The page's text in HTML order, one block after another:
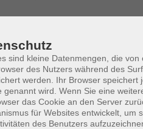
sind kleine Datenmengen, die
des Nutzers während des
werden. Ihr Browser speichert
genannt wird. Wenn Sie eine
das Cookie an den Server
für Websites entwickelt, um
des Benutzers